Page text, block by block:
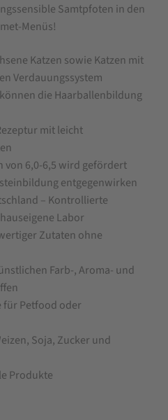
Samtpfoten in den
Menüs!
Katzen sowie Katzen mit
Verdauungssystem
die Haarballenbildung
mit leicht
von 6,0-6,5 wird gefördert
entgegenwirken
– Kontrollierte
Labor
Zutaten ohne
Farb-, Aroma- und
für Petfood oder
Soja, Zucker und
Produkte